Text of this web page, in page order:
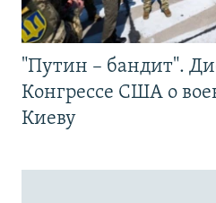
"Путин – бандит".
Конгрессе США о
Киеву